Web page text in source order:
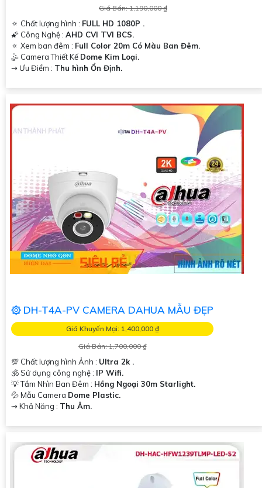
Giá Bán: 1,190,000 ₫
🔅 Chất lượng hình : FULL HD 1080P .
🌠 Công Nghệ : AHD CVI TVI BCS.
🔅 Xem ban đêm : Full Color 20m Có Màu Ban Đêm.
🤹 Camera Thiết Kế Dome Kim Loại.
️⇝ Ưu Điểm : Thu hình Ổn Định.
۞ DH-T4A-PV CAMERA DAHUA MẪU ĐẸP
Giá Khuyến Mại: 1,400,000 ₫
Giá Bán: 1,700,000 ₫
💯 Chất lượng hình Ảnh : Ultra 2k .
🕉️ Sử dụng công nghệ : IP Wifi.
💡 Tầm Nhìn Ban Đêm : Hồng Ngoại 30m Starlight.
💦 Mẫu Camera Dome Plastic.
️⇝ Khả Năng : Thu Âm.